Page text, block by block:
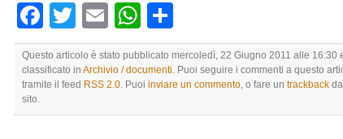
Facebook
TwitterEmailWhatsApp
Questo articolo è stato pubblicato mercoledì, 22 Giugno 2011 alle 16:30
classificato in Archivio / documenti. Puoi seguire i commenti a questo
tramite il feed RSS 2.0. Puoi inviare un commento, o fare un trackback
sito.